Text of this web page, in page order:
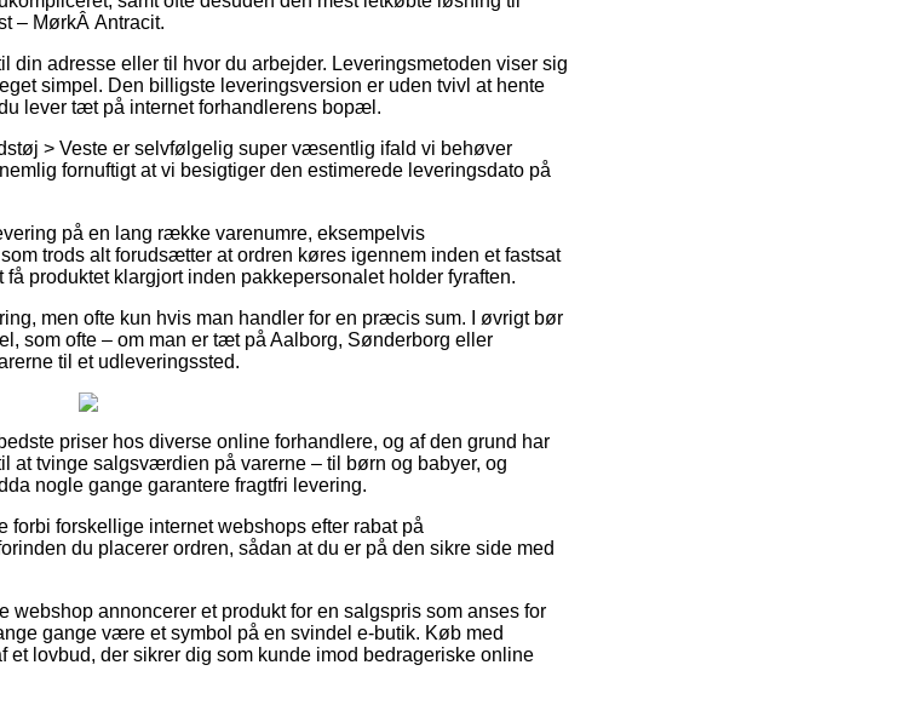
– MørkÂ Antracit.
din adresse eller til hvor du arbejder. Leveringsmetoden viser sig
simpel. Den billigste leveringsversion er uden tvivl at hente
lever tæt på internet forhandlerens bopæl.
> Veste er selvfølgelig super væsentlig ifald vi behøver
fornuftigt at vi besigtiger den estimerede leveringsdato på
på en lang række varenumre, eksempelvis
trods alt forudsætter at ordren køres igennem inden et fastsat
produktet klargjort inden pakkepersonalet holder fyraften.
men ofte kun hvis man handler for en præcis sum. I øvrigt bør
som ofte – om man er tæt på Aalborg, Sønderborg eller
til et udleveringssted.
priser hos diverse online forhandlere, og af den grund har
at tvinge salgsværdien på varerne – til børn og babyer, og
nogle gange garantere fragtfri levering.
forbi forskellige internet webshops efter rabat på
du placerer ordren, sådan at du er på den sikre side med
webshop annoncerer et produkt for en salgspris som anses for
gange være et symbol på en svindel e-butik. Køb med
lovbud, der sikrer dig som kunde imod bedrageriske online